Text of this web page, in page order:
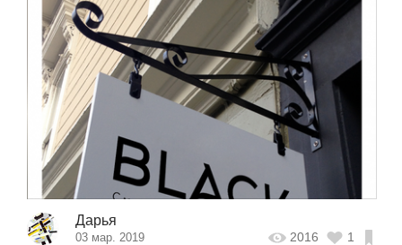
Дарья
03 мар. 2019 2016 1